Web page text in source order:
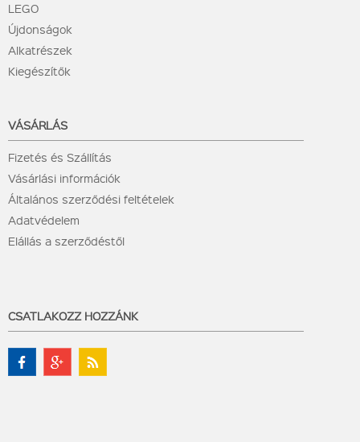
LEGO
Újdonságok
Alkatrészek
Kiegészítők
VÁSÁRLÁS
Fizetés és Szállítás
Vásárlási információk
Általános szerződési feltételek
Adatvédelem
Elállás a szerződéstől
CSATLAKOZZ HOZZÁNK